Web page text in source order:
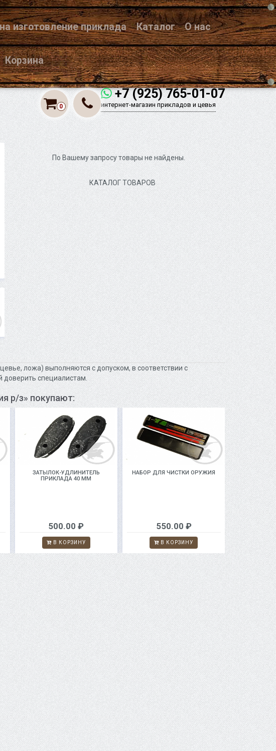
изготовление приклада Каталог О нас
Корзина
+7 (925) 765-01-07
интернет-магазин прикладов и цевья
0
По Вашему запросу товары не найдены.
КАТАЛОГ ТОВАРОВ
ложа) выполняются с допуском, в соответствии с
специалистам.
р/з» покупают:
ЗАТЫЛОК-УДЛИНИТЕЛЬ
ПРИКЛАДА 40 ММ
500.00 ₽
В КОРЗИНУ
НАБОР ДЛЯ ЧИСТКИ ОРУЖИЯ
550.00 ₽
В КОРЗИНУ